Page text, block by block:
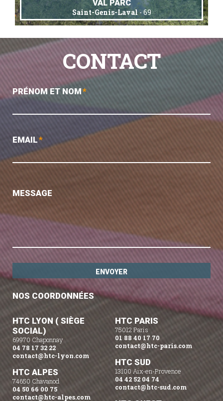
VAL PARC
Saint-Genis-Laval- 69
CONTACT
PRÉNOM ET NOM*
EMAIL*
MESSAGE
NOS COORDONNÉES
HTC LYON ( SIÈGE
SOCIAL)
69970 Chaponnay
04 78 17 32 22
contact@htc-lyon.com
HTC ALPES
74650 Chavanod
04 50 66 00 75
contact@htc-alpes.com
HTC PARIS
75012 Paris
01 88 40 17 70
contact@htc-paris.com
HTC SUD
13100 Aix-en-Provence
04 42 52 04 74
contact@htc-sud.com